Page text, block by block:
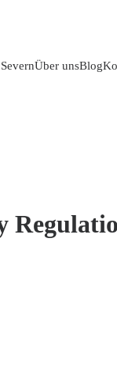
Über unsBlog